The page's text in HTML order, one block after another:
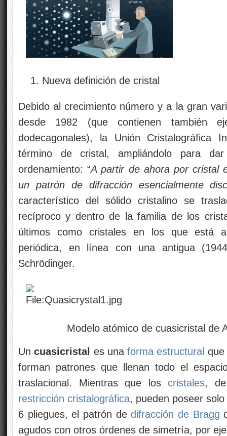
Nueva definición de cristal
Debido al crecimiento número y a la gran
desde 1982 (que contienen también
dodecagonales), la Unión Cristalográfica
término de cristal, ampliándolo para
ordenamiento: “A partir de ahora por cristal
un patrón de difracción esencialmente
característico del sólido cristalino se
recíproco y dentro de la familia de los
últimos como cristales en los que está
periódica, en línea con una antigua
Schrödinger.
Modelo atómico de cuasicristal de
Uncuasicristal es una forma estructural
forman patrones que llenan todo el
traslacional. Mientras que loscristales,
restricción cristalográfica, pueden poseer
6 pliegues, el patrón dedifracción de Bragg
agudos con otros órdenes de simetría, por